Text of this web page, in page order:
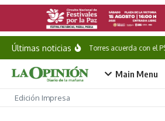
Saltar al contenido
Últimas noticiasFerran Torres acuerda con el
Main Menu
Edición Impresa